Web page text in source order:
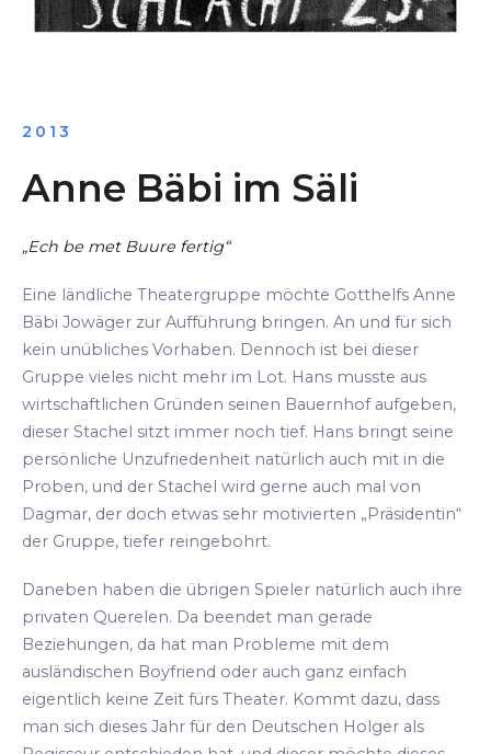
2013
Anne Bäbi im Säli
„Ech be met Buure fertig“
Eine ländliche Theatergruppe möchte Gotthelfs Anne
Bäbi Jowäger zur Aufführung bringen. An und für sich
kein unübliches Vorhaben. Dennoch ist bei dieser
Gruppe vieles nicht mehr im Lot. Hans musste aus
wirtschaftlichen Gründen seinen Bauernhof aufgeben,
dieser Stachel sitzt immer noch tief. Hans bringt seine
persönliche Unzufriedenheit natürlich auch mit in die
Proben, und der Stachel wird gerne auch mal von
Dagmar, der doch etwas sehr motivierten „Präsidentin“
der Gruppe, tiefer reingebohrt.
Daneben haben die übrigen Spieler natürlich auch ihre
privaten Querelen. Da beendet man gerade
Beziehungen, da hat man Probleme mit dem
ausländischen Boyfriend oder auch ganz einfach
eigentlich keine Zeit fürs Theater. Kommt dazu, dass
man sich dieses Jahr für den Deutschen Holger als